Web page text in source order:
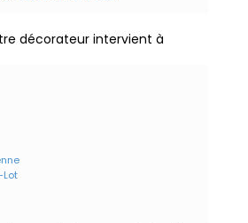
décorateur intervient à